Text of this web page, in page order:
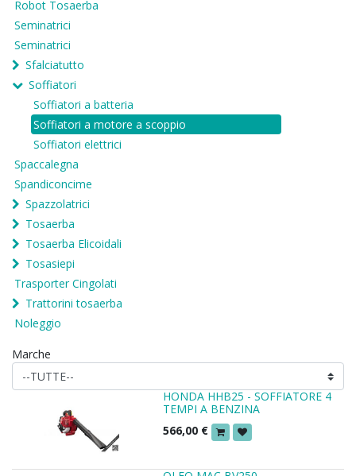
Robot Tosaerba
Seminatrici
Seminatrici
Sfalciatutto
Soffiatori
Soffiatori a batteria
Soffiatori a motore a scoppio
Soffiatori elettrici
Spaccalegna
Spandiconcime
Spazzolatrici
Tosaerba
Tosaerba Elicoidali
Tosasiepi
Trasporter Cingolati
Trattorini tosaerba
Noleggio
Marche
HONDA HHB25 - SOFFIATORE 4
TEMPI A BENZINA
566,00 €